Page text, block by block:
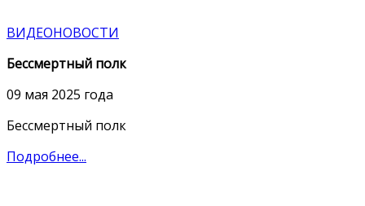
ВИДЕОНОВОСТИ
Бессмертный полк
09 мая 2025 года
Бессмертный полк
Подробнее...